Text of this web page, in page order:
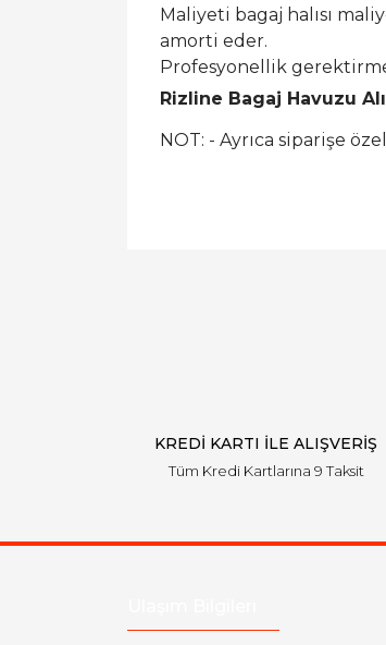
Maliyeti bagaj halısı
amorti eder.
Profesyonellik
Rizline Bagaj Havuzu
NOT: - Ayrıca siparişe
KREDİ KARTI İLE ALIŞVERİŞ
Tüm Kredi Kartlarına 9 Taksit